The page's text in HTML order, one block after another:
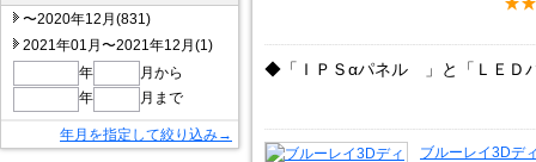
〜2020年12月(831)
2021年01月〜2021年12月(1)
年
月から
年
月まで
年月を指定して絞り込み→
◆「ＩＰＳαパネル 」と「ＬＥＤ
ブルーレイ3Dデ